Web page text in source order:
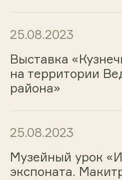
25.08.2023
Выставка
на территории
района»
25.08.2023
Музейный урок
экспоната.